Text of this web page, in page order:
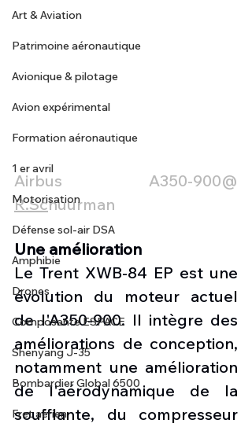
Art & Aviation
Patrimoine aéronautique
Avionique & pilotage
Avion expérimental
Formation aéronautique
1 er avril
Motorisation
Défense sol-air DSA
Amphibie
Drones
Composante ESPACE
Shenyang J-35
Bombardier Global 6500
Fret aérien
R.Schuurman
Une amélioration
Le Trent XWB-84 EP est une
évolution du moteur actuel
de l'A350-900. Il intègre des
améliorations de conception,
notamment une amélioration
de l'aérodynamique de la
soufflante, du compresseur